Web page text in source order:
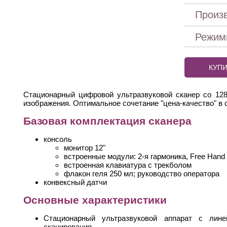
Cтационарный цифровой ультразвуковой сканер со
изображения. Оптимальное сочетание "цена-качество" в
Базовая комплектация сканера
консоль
монитор 12"
встроенные модули: 2-я гармоника, Free
встроенная клавиатура с трекболом
флакон геля 250 мл; руководство оператора
конвексный датчи
Основные характеристики
Стационарный ультразвуковой аппарат с